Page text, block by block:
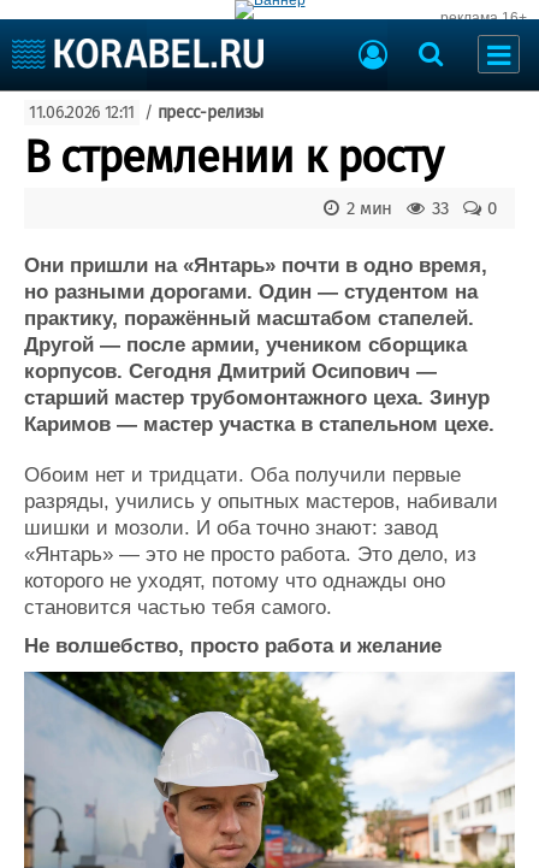
реклама 16+
Судоходство
Судоремонт
События
Пресс-релизы
Образование
Яхты и катера
Еще
Судостроение
Пульс
Новости
Репутация
Работа
Крюинг
Журнал
Реклама
Торговая площадка
Доска объявлений
Изделия
Материалы
Услуги
Выставки и семинары
Личности
Словарь
Галерея флота
Форум
Отзывы
Все службы
11.06.2026 12:11 / пресс-релизы
В стремлении к росту
0
33
2 мин
Они пришли на «Янтарь» почти в одно время,
но разными дорогами. Один — студентом на
практику, поражённый масштабом стапелей.
Другой — после армии, учеником сборщика
корпусов. Сегодня Дмитрий Осипович —
старший мастер трубомонтажного цеха. Зинур
Каримов — мастер участка в стапельном цехе.
Обоим нет и тридцати. Оба получили первые
разряды, учились у опытных мастеров, набивали
шишки и мозоли. И оба точно знают: завод
«Янтарь» — это не просто работа. Это дело, из
которого не уходят, потому что однажды оно
становится частью тебя самого.
Не волшебство, просто работа и желание